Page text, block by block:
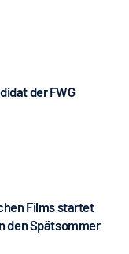
der FWG
Films startet
den Spätsommer